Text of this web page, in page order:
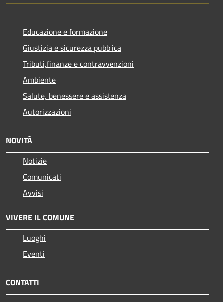
Educazione e formazione
Giustizia e sicurezza pubblica
Tributi,finanze e contravvenzioni
Ambiente
Salute, benessere e assistenza
Autorizzazioni
NOVITÀ
Notizie
Comunicati
Avvisi
VIVERE IL COMUNE
Luoghi
Eventi
CONTATTI